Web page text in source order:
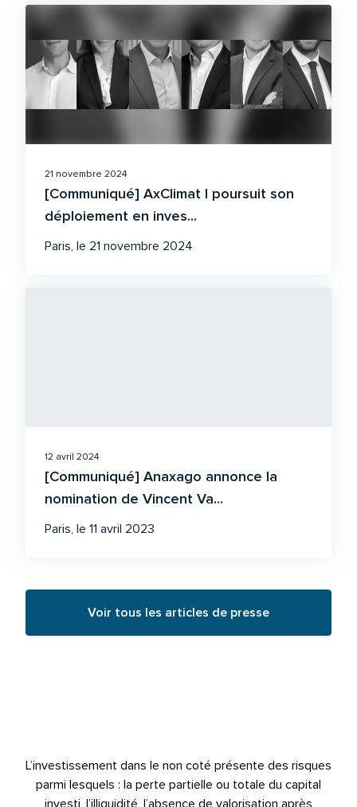
21 novembre 2024
[Communiqué] AxClimat I poursuit son
déploiement en inves...
Paris, le 21 novembre 2024
12 avril 2024
[Communiqué] Anaxago annonce la
nomination de Vincent Va...
Paris, le 11 avril 2023
Voir tous les articles de presse
L’investissement dans le non coté présente des risques
parmi lesquels : la perte partielle ou totale du capital